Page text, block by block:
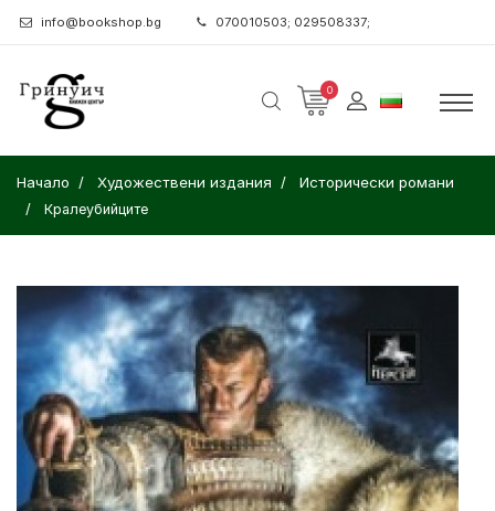
info@bookshop.bg 070010503; 029508337;
0
Начало Художествени издания Исторически романи
Кралеубийците